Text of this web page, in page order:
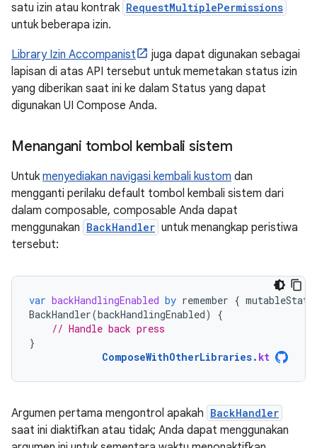
satu izin atau kontrak RequestMultiplePermissions
untuk beberapa izin.
Library Izin Accompanist
juga dapat digunakan sebagai
lapisan di atas API tersebut untuk memetakan status izin
yang diberikan saat ini ke dalam Status yang dapat
digunakan UI Compose Anda.
Menangani tombol kembali sistem
Untuk menyediakan navigasi kembali kustom dan
mengganti perilaku default tombol kembali sistem dari
dalam composable, composable Anda dapat
menggunakan BackHandler untuk menangkap peristiwa
tersebut:
var backHandlingEnabled by remember {
BackHandler(backHandlingEnabled)
{
// Handle back press
}
ComposeWithOtherLibraries. kt
Argumen pertama mengontrol apakah BackHandler
saat ini diaktifkan atau tidak; Anda dapat menggunakan